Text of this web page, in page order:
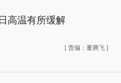
高温有所缓解
[ 责编：董腾飞 ]